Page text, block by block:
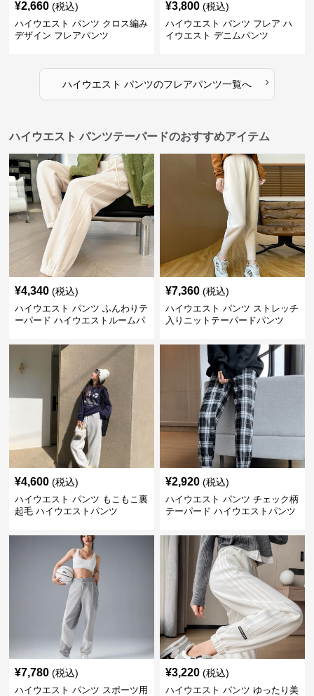
¥2,660 (税込)
ハイウエスト パンツ クロス編み
デザイン フレアパンツ
¥3,800 (税込)
ハイウエスト パンツ フレア ハ
イウエスト デニムパンツ
ハイウエスト パンツのフレアパンツ一覧へ ›
ハイウエスト パンツテーパードのおすすめアイテム
¥4,340 (税込)
ハイウエスト パンツ ふんわりテ
ーパード ハイウエストルームパ
¥7,360 (税込)
ハイウエスト パンツ ストレッチ
入りニットテーパードパンツ
¥4,600 (税込)
ハイウエスト パンツ もこもこ裏
起毛 ハイウエストパンツ
¥2,920 (税込)
ハイウエスト パンツ チェック柄
テーパード ハイウエストパンツ
¥7,780 (税込)
ハイウエスト パンツ スポーツ用
¥3,220 (税込)
ハイウエスト パンツ ゆったり美